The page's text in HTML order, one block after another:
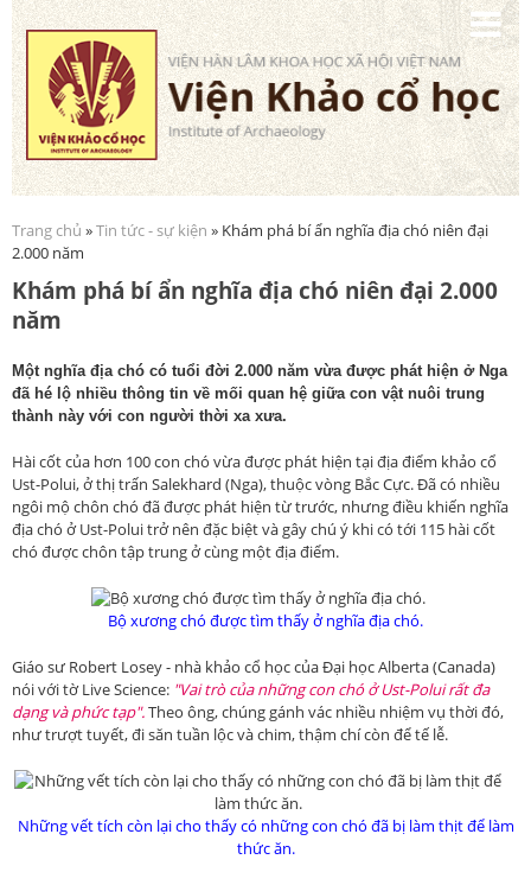
Nhảy
đến
nội
dung
Bạn đang ở đây
Trang chủ »Tin tức - sự kiện » Khám phá bí ẩn nghĩa địa chó niên đại
2.000 năm
Khám phá bí ẩn nghĩa địa chó niên đại 2.000
năm
Một nghĩa địa chó có tuổi đời 2.000 năm vừa được phát hiện ở Nga
đã hé lộ nhiều thông tin về mối quan hệ giữa con vật nuôi trung
thành này với con người thời xa xưa.
Hài cốt của hơn 100 con chó vừa được phát hiện tại địa điểm khảo cổ
Ust-Polui, ở thị trấn Salekhard (Nga), thuộc vòng Bắc Cực. Đã có nhiều
ngôi mộ chôn chó đã được phát hiện từ trước, nhưng điều khiến nghĩa
địa chó ở Ust-Polui trở nên đặc biệt và gây chú ý khi có tới 115 hài cốt
chó được chôn tập trung ở cùng một địa điểm.
Bộ xương chó được tìm thấy ở nghĩa địa chó.
Giáo sư Robert Losey - nhà khảo cổ học của Đại học Alberta (Canada)
nói với tờ Live Science: "Vai trò của những con chó ở Ust-Polui rất đa
dạng và phức tạp".Theo ông, chúng gánh vác nhiều nhiệm vụ thời đó,
như trượt tuyết, đi săn tuần lộc và chim, thậm chí còn để tế lễ.
Những vết tích còn lại cho thấy có những con chó đã bị làm thịt để làm
thức ăn.